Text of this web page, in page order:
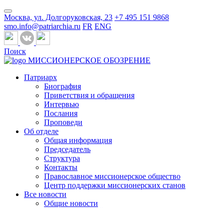
Москва, ул. Долгоруковская, 23 +7 495 151 9868
smo.info@patriarchia.ru FR ENG
Поиск
МИССИОНЕРСКОЕ ОБОЗРЕНИЕ
Патриарх
Биография
Приветствия и обращения
Интервью
Послания
Проповеди
Об отделе
Общая информация
Председатель
Структура
Контакты
Православное миссионерское общество
Центр поддержки миссионерских станов
Все новости
Общие новости